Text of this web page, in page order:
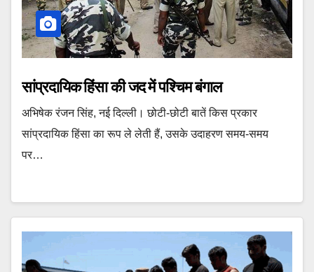
सांप्रदायिक हिंसा की जद में पश्चिम बंगाल
अभिषेक रंजन सिंह, नई दिल्ली। छोटी-छोटी बातें किस प्रकार
सांप्रदायि‍क हिंसा का रूप ले लेती हैं, उसके उदाहरण समय-समय
पर…